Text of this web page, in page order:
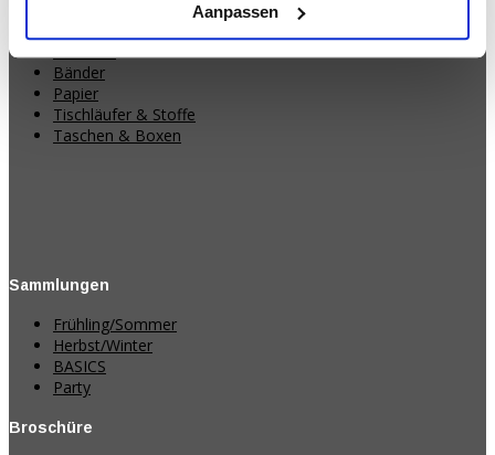
Aanpassen
Streicher
Bänder
Papier
Tischläufer & Stoffe
Taschen & Boxen
Sammlungen
Frühling/Sommer
Herbst/Winter
BASICS
Party
Broschüre